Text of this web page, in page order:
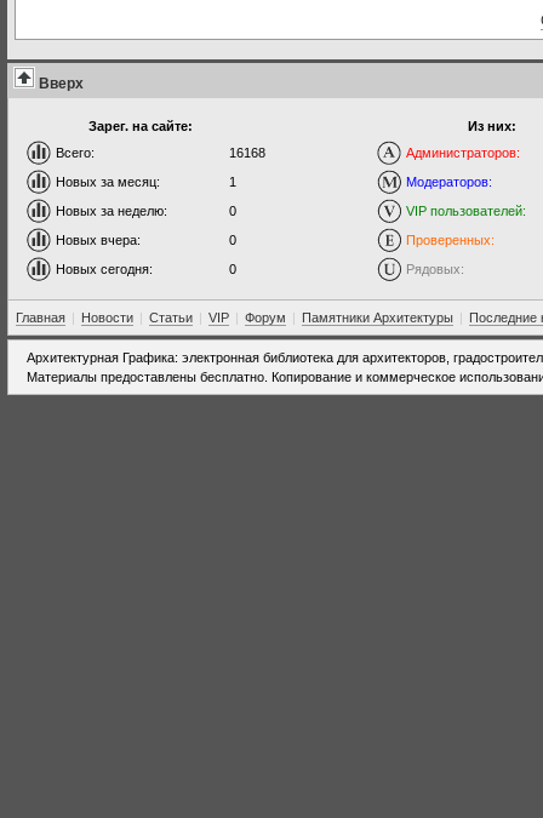
Вверх
Зарег. на сайте:
Всего:
16168
Новых за месяц:
1
Новых за неделю:
0
Новых вчера:
0
Новых сегодня:
0
Из них:
Администраторов:
Модераторов:
VIP пользователей:
Проверенных:
Рядовых:
Главная | Новости | Статьи | VIP | Форум | Памятники Архитектуры | Последние
Архитектурная Графика: электронная библиотека для архитекторов,
Материалы предоставлены бесплатно. Копирование и коммерческое